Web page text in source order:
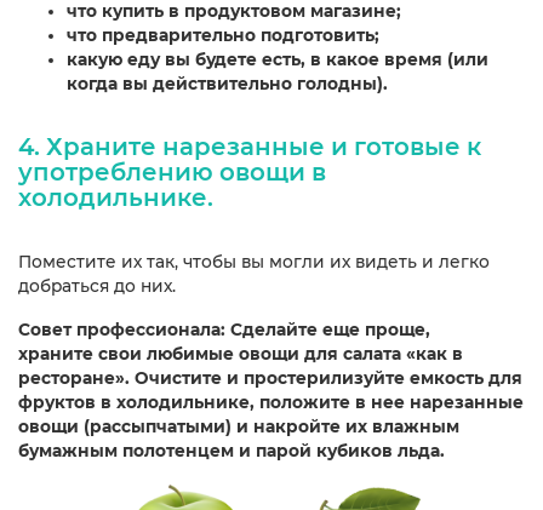
что купить в продуктовом магазине;
что предварительно подготовить;
какую еду вы будете есть, в какое время (или
когда вы действительно голодны).
4. Храните нарезанные и готовые к
употреблению овощи в
холодильнике.
Поместите их так, чтобы вы могли их видеть и легко
добраться до них.
Совет профессионала: Сделайте еще проще,
храните свои любимые овощи для салата «как в
ресторане». Очистите и простерилизуйте емкость для
фруктов в холодильнике, положите в нее нарезанные
овощи (рассыпчатыми) и накройте их влажным
бумажным полотенцем и парой кубиков льда.